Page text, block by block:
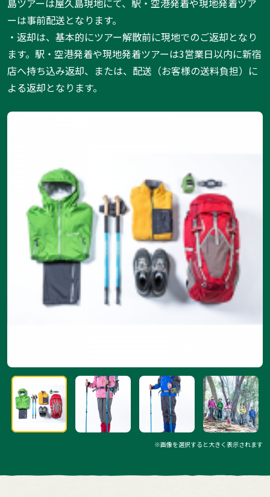
ーは事前配送となります。
・返却は、基本的にツアー解散前に現地でのご返却となり
ます。駅・空港発着や現地発着ツアーは3営業日以内に新宿
店へ持ち込み返却、または、配送（お客様の送料負担）に
よる返却となります。
※画像を選択すると大きく表示されます